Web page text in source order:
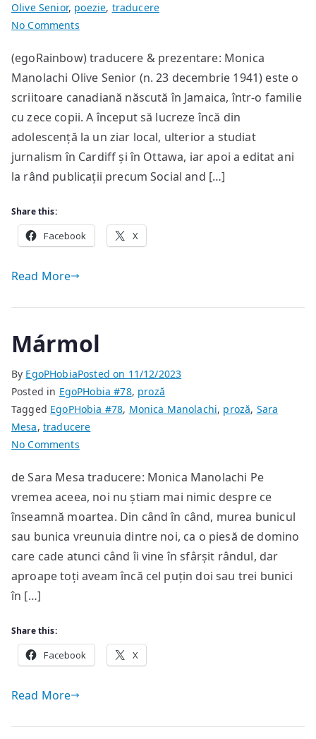
Olive Senior, poezie, traducere
No Commentson
de
Olive
Senior
[3]
(egoRainbow) traducere & prezentare: Monica
Manolachi Olive Senior (n. 23 decembrie 1941) este o
scriitoare canadiană născută în Jamaica, într-o familie
cu zece copii. A început să lucreze încă din
adolescență la un ziar local, ulterior a studiat
jurnalism în Cardiff și în Ottawa, iar apoi a editat ani
la rând publicații precum Social and […]
Share this:
Facebook X
Read More
Mármol
By EgoPHobiaPosted on 11/12/2023
Posted in EgoPHobia #78, proză
Tagged EgoPHobia #78, Monica Manolachi, proză, Sara
Mesa, traducere
No Commentson
de Sara Mesa traducere: Monica Manolachi Pe
vremea aceea, noi nu știam mai nimic despre ce
înseamnă moartea. Din când în când, murea bunicul
sau bunica vreunuia dintre noi, ca o piesă de domino
care cade atunci când îi vine în sfârșit rândul, dar
aproape toți aveam încă cel puțin doi sau trei bunici
în […]
Share this:
Facebook X
Read More